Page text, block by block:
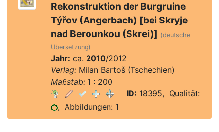
Rekonstruktion der Burgruine
Týřov (Angerbach) [bei Skryje
nad Berounkou (Skrei)] (deutsche
Übersetzung)
Jahr: ca. 2010/2012
Verlag:Milan Bartoš (Tschechien)
Maßstab:1 : 200
ID: 18395, Qualität:
, Abbildungen: 1